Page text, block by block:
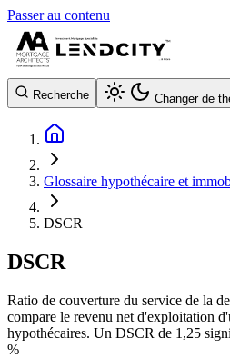
Passer au contenu
Recherche Changer de
Glossaire hypothécaire et
DSCR
DSCR
Ratio de couverture du service de la
compare le revenu net d'exploitation
hypothécaires. Un DSCR de 1,25
%